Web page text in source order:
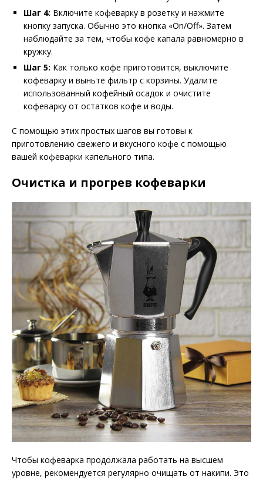
Шаг 4: Включите кофеварку в розетку и нажмите
кнопку запуска. Обычно это кнопка «On/Off». Затем
наблюдайте за тем, чтобы кофе капала равномерно в
кружку.
Шаг 5: Как только кофе приготовится, выключите
кофеварку и выньте фильтр с корзины. Удалите
использованный кофейный осадок и очистите
кофеварку от остатков кофе и воды.
С помощью этих простых шагов вы готовы к
приготовлению свежего и вкусного кофе с помощью
вашей кофеварки капельного типа.
Очистка и прогрев кофеварки
Чтобы кофеварка продолжала работать на высшем
уровне, рекомендуется регулярно очищать от накипи. Это